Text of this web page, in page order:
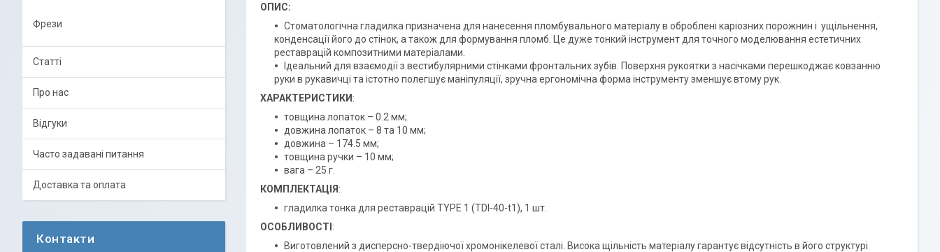
ОПИС:
Стоматологічна гладилка призначена для нанесення пломбувального матеріалу в оброблені каріозних порожнин і ущільнення,
конденсації його до стінок, а також для формування пломб. Це дуже тонкий інструмент для точного моделювання естетичних
реставрацій композитними матеріалами.
Ідеальний для взаємодії з вестибулярними стінками фронтальних зубів. Поверхня рукоятки з насічками перешкоджає ковзанню
руки в рукавичці та істотно полегшує маніпуляції, зручна ергономічна форма інструменту зменшує втому рук.
ХАРАКТЕРИСТИКИ :
товщина лопаток – 0.2 мм;
довжина лопаток – 8 та 10 мм;
довжина – 174.5 мм;
товщина ручки – 10 мм;
вага – 25 г.
КОМПЛЕКТАЦІЯ :
гладилка тонка для реставрацій TYPE 1 (TDI-40-t1), 1 шт.
ОСОБЛИВОСТІ :
Виготовлений з дисперсно-твердіючої хромонікелевої сталі. Висока щільність матеріалу гарантує відсутність в його структурі
Фрези
Статті
Про нас
Відгуки
Часто задавані питання
Доставка та оплата